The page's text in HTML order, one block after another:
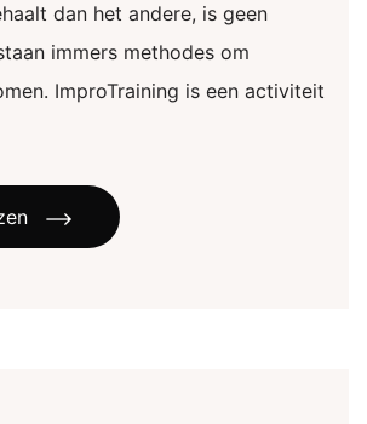
dan het andere, is geen
immers methodes om
ImproTraining is een activiteit